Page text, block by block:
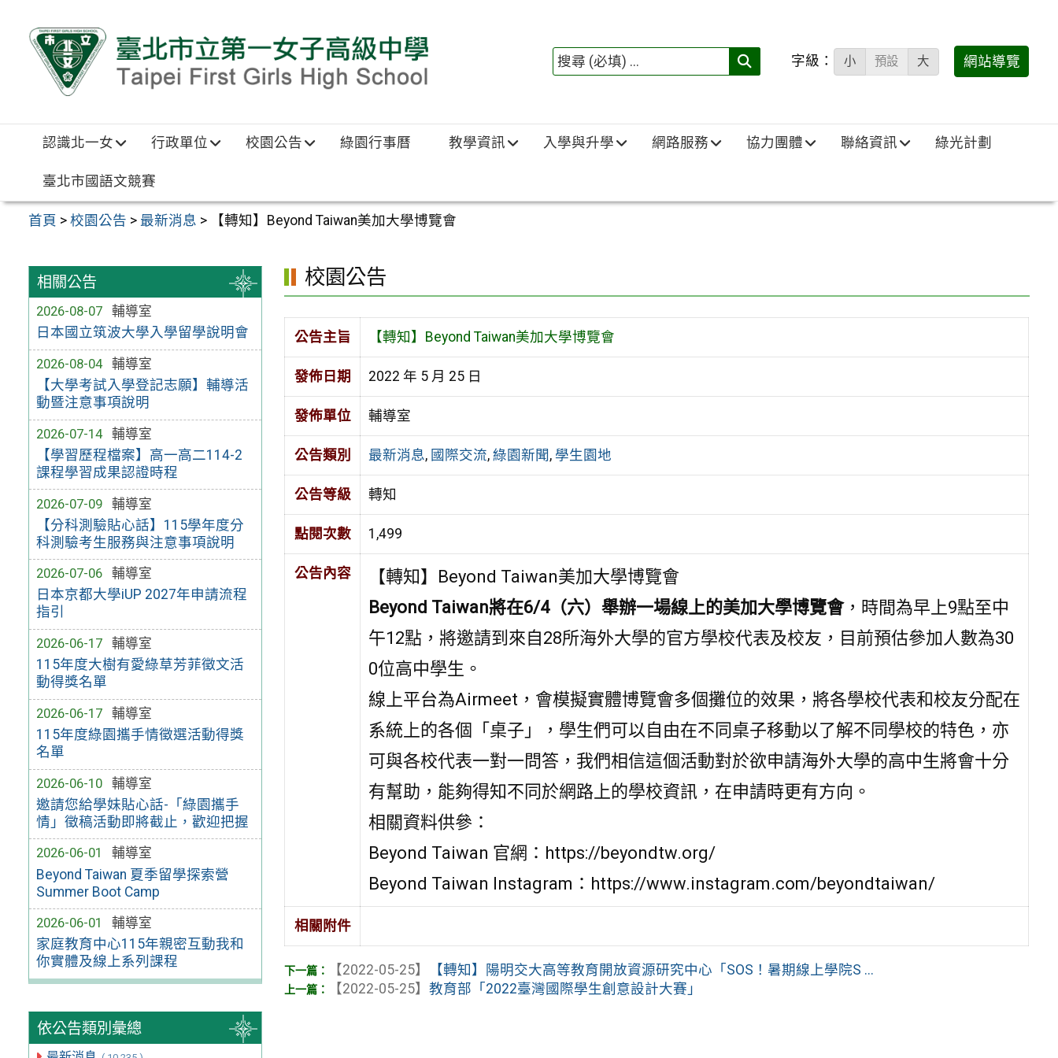
搜
填)：
字級： 小 預設 大 網站導覽
認識北一女 行政單位 校園公告 綠園行事曆 教學資訊 入學與升學 網路服務 協力團體 聯絡資訊 綠光計劃
臺北市國語文競賽
首頁 >校園公告 > 最新消息 > 【轉知】Beyond Taiwan美加大學博覽會
相關公告
2026-08-07
輔導室
日本國立筑波大學入學留學說明會
2026-08-04
輔導室
【大學考試入學登記志願】輔導活
動暨注意事項說明
2026-07-14
輔導室
【學習歷程檔案】高一高二114-2
課程學習成果認證時程
2026-07-09
輔導室
【分科測驗貼心話】115學年度分
科測驗考生服務與注意事項說明
2026-07-06
輔導室
日本京都大學iUP 2027年申請流程
指引
2026-06-17
輔導室
115年度大樹有愛綠草芳菲徵文活
動得獎名單
2026-06-17
輔導室
115年度綠園攜手情徵選活動得獎
名單
2026-06-10
輔導室
邀請您給學妹貼心話-「綠園攜手
情」徵稿活動即將截止，歡迎把握
2026-06-01
輔導室
Beyond Taiwan 夏季留學探索營
Summer Boot Camp
2026-06-01
輔導室
家庭教育中心115年親密互動我和
你實體及線上系列課程
依公告類別彙總
校園公告
公告主旨 【轉知】Beyond Taiwan美加大學博覽會
發佈日期 2022 年 5 月 25 日
發佈單位 輔導室
公告類別 最新消息, 國際交流, 綠園新聞 , 學生園地
公告等級 轉知
點閱次數 1,499
公告內容
【轉知】Beyond Taiwan美加大學博覽會
Beyond Taiwan將在6/4（六）舉辦一場線上的美加大學博覽會，時間為早上9點至中
午12點，將邀請到來自28所海外大學的官方學校代表及校友，目前預估參加人數為30
0位高中學生。
線上平台為Airmeet，會模擬實體博覽會多個攤位的效果，將各學校代表和校友分配在
系統上的各個「桌子」，學生們可以自由在不同桌子移動以了解不同學校的特色，亦
可與各校代表一對一問答，我們相信這個活動對於欲申請海外大學的高中生將會十分
有幫助，能夠得知不同於網路上的學校資訊，在申請時更有方向。
相關資料供參：
Beyond Taiwan 官網：https://beyondtw.org/
Beyond Taiwan Instagram：https://www.instagram.com/beyondtaiwan/
相關附件
【2022-05-25】
【轉知】陽明交大高等教育開放資源研究中心「SOS！暑期線上學院S ...
【2022-05-25】教育部「2022臺灣國際學生創意設計大賽」